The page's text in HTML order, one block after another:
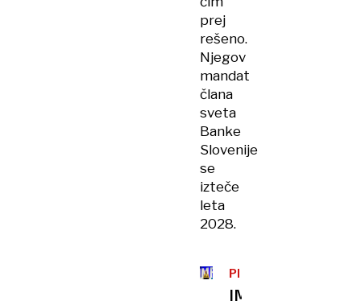
prej
rešeno.
Njegov
mandat
člana
sveta
Banke
Slovenije
se
izteče
leta
2028.
PRIČAKOVANO
IMF